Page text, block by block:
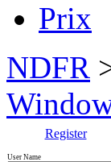
Prix
NDFR
Register
User Name